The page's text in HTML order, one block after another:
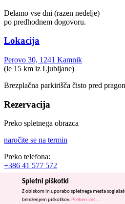
Delamo vse dni (razen nedelje) –
po predhodnem dogovoru.
Lokacija
Perovo 30, 1241 Kamnik
(le 15 km iz Ljubljane)
Brezplačna parkirišča čisto pred
Rezervacija
Preko spletnega obrazca
naročite se na termin
Preko telefona:
+386 41 577 572
Preko elektronske pošte:
info@sanjska-obleka.si
Spletni piškotki
Z obiskom in uporabo spletnega mesta
beleženjem piškotkov. Preberi več ...